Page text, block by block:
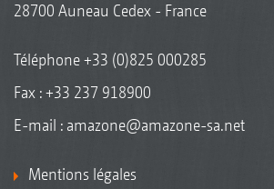
28700 Auneau Cedex - France
Téléphone+33 (0)825 000285
Fax : +33 237 918900
E-mail : amazone@amazone-sa.net
Mentions légales